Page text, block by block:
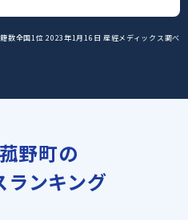
数全国1位 2023年1月16日 産經メディックス調べ
野町の
ランキング